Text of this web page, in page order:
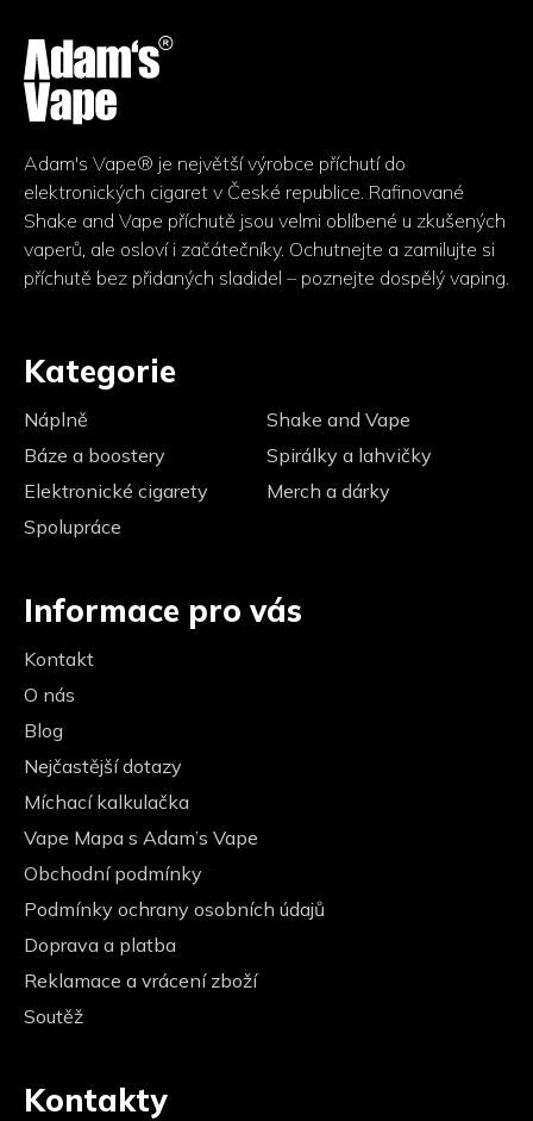
Adam's Vape® je největší výrobce příchutí do
elektronických cigaret v České republice. Rafinované
Shake and Vape příchutě jsou velmi oblíbené u zkušených
vaperů, ale osloví i začátečníky. Ochutnejte a zamilujte si
příchutě bez přidaných sladidel – poznejte dospělý vaping.
Kategorie
Náplně
Shake and Vape
Báze a boostery
Spirálky a lahvičky
Elektronické cigarety
Merch a dárky
Spolupráce
Informace pro vás
Kontakt
O nás
Blog
Nejčastější dotazy
Míchací kalkulačka
Vape Mapa s Adam’s Vape
Obchodní podmínky
Podmínky ochrany osobních údajů
Doprava a platba
Reklamace a vrácení zboží
Soutěž
Kontakty